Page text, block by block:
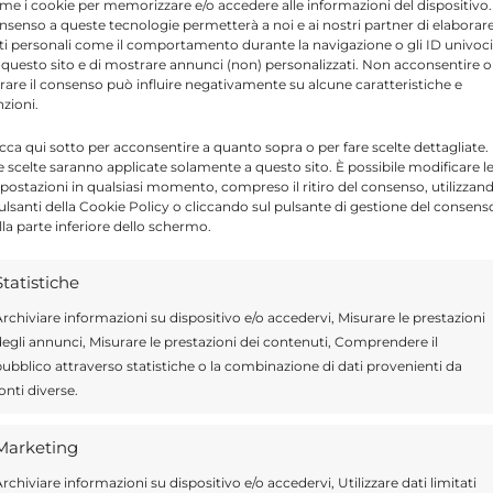
i cookie per memorizzare e/o accedere alle informazioni del
a queste tecnologie permetterà a noi e ai nostri partner di
personali come il comportamento durante la navigazione o gli ID univoci
sito e di mostrare annunci (non) personalizzati. Non acconsentire o
il consenso può influire negativamente su alcune caratteristiche e
qui sotto per acconsentire a quanto sopra o per fare scelte dettagliate.
scelte saranno applicate solamente a questo sito. È possibile modificare le
in qualsiasi momento, compreso il ritiro del consenso,
della Cookie Policy o cliccando sul pulsante di gestione del
parte inferiore dello schermo.
informazioni su dispositivo e/o accedervi, Misurare le prestazioni
annunci, Misurare le prestazioni dei contenuti, Comprendere il
attraverso statistiche o la combinazione di dati provenienti da
diverse.
informazioni su dispositivo e/o accedervi, Utilizzare dati limitati
Send Share
GULFI
è composta da giornalisti, collaboratori e
che ogni giorno lavorano per offrire notizie,
dedicati alla Sicilia, all’attualità, alla politica,